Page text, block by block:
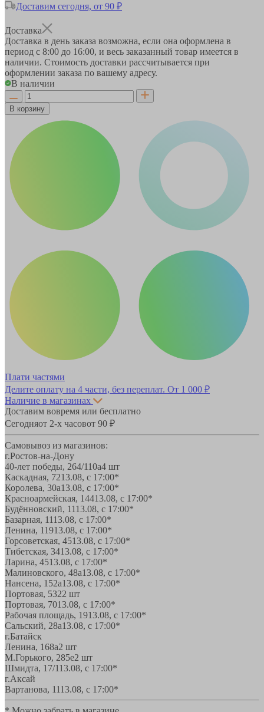
Доставим сегодня, от 90 ₽
Доставка
Доставка в день заказа возможна, если она оформлена в
период с 8:00 до 16:00, и весь заказанный товар имеется в
наличии. Стоимость доставки рассчитывается при
оформлении заказа по вашему адресу.
В наличии
В корзину
Плати частями
Делите оплату на 4 части, без переплат. От 1 000 ₽
Наличие в магазинах
Доставим вовремя или бесплатно
Сегодняот 2-х часовот 90 ₽
Самовывоз из магазинов:
г.Ростов-на-Дону
40-лет победы, 264/110а4 шт
Каскадная, 7213.08, с 17:00*
Королева, 30а13.08, с 17:00*
Красноармейская, 14413.08, с 17:00*
Будённовский, 1113.08, с 17:00*
Базарная, 1113.08, с 17:00*
Ленина, 11913.08, с 17:00*
Горсоветская, 4513.08, с 17:00*
Тибетская, 3413.08, с 17:00*
Ларина, 4513.08, с 17:00*
Малиновского, 48а13.08, с 17:00*
Нансена, 152а13.08, с 17:00*
Портовая, 5322 шт
Портовая, 7013.08, с 17:00*
Рабочая площадь, 1913.08, с 17:00*
Сальский, 28a13.08, с 17:00*
г.Батайск
Ленина, 168а2 шт
М.Горького, 285е2 шт
Шмидта, 17/113.08, с 17:00*
г.Аксай
Вартанова, 1113.08, с 17:00*